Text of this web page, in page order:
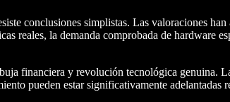
conclusiones simplistas. Las valoraciones
reales, la demanda comprobada de hardware
financiera y revolución tecnológica genuina.
pueden estar significativamente adelantadas